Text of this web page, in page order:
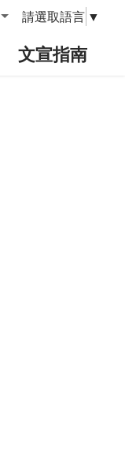
請選取語言 ▼
文宣指南